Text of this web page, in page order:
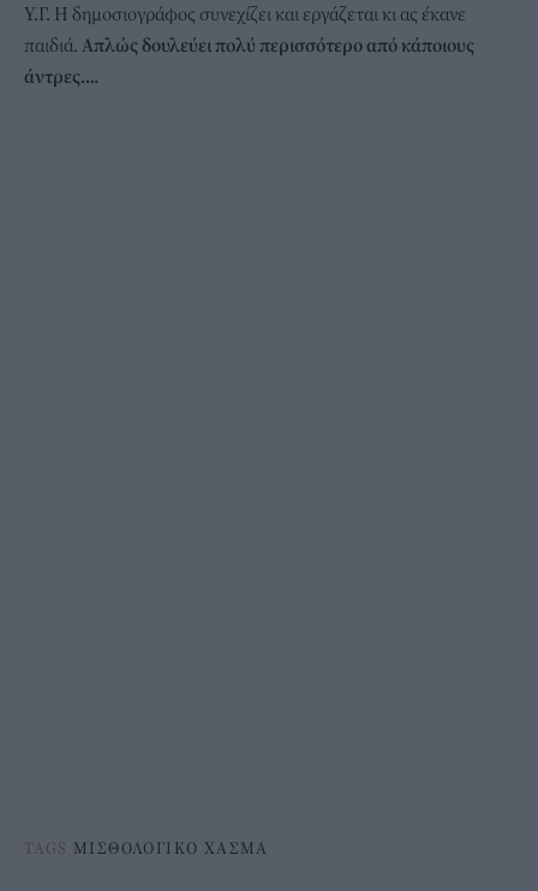
Υ.Γ. Η δημοσιογράφος συνεχίζει και εργάζεται κι ας έκανε
παιδιά. Απλώς δουλεύει πολύ περισσότερο από κάποιους
άντρες….
TAGS ΜΙΣΘΟΛΟΓΙΚΟ ΧΑΣΜΑ